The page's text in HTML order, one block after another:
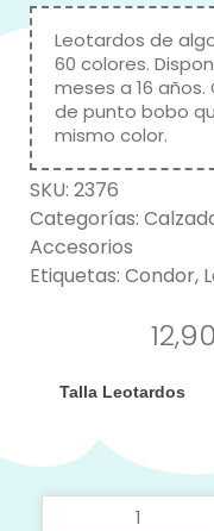
Leotardos de
60 colores.
meses a 16
de punto bobo
mismo color.
SKU: 2376
Categorías:
Accesorios
Etiquetas: Condor,
12,90
Talla Leotardos